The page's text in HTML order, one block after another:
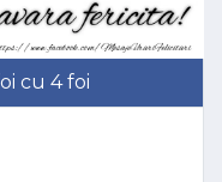
cu 4 foi